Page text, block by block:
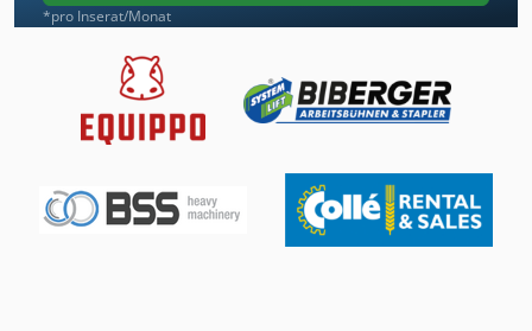
*pro Inserat/Monat